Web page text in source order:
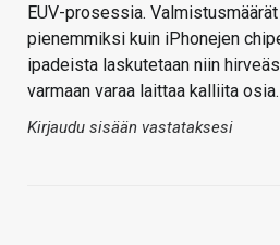
EUV-prosessia.
pienemmiksi kuin iPhonejen
ipadeista laskutetaan niin
varmaan varaa laittaa kalliita osia.
Kirjaudu sisään vastataksesi